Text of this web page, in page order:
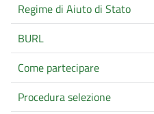
Regime di Aiuto di Stato
BURL
Come partecipare
Procedura selezione